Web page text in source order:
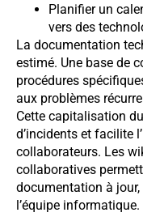
Planifier un
vers des
La documentation
estimé. Une base de
procédures
aux problèmes
Cette capitalisation
d’incidents et facilite
collaborateurs. Les
collaboratives
documentation à
l’équipe informatique.